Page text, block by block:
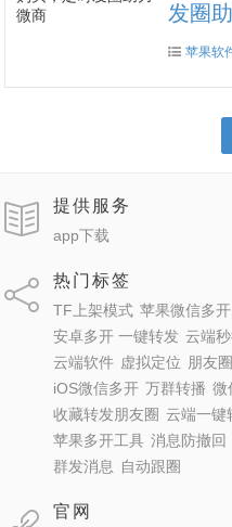
发圈
苹果软
提供服务
app下载
热门标签
TF上架模式 苹果微信多开
安卓多开 一键转发 云端
云端软件 虚拟定位 朋友
iOS微信多开 万群转播 微
收藏转发朋友圈 云端一键
苹果多开工具 消息防撤回
群发消息
自动跟圈
官网